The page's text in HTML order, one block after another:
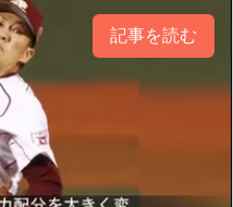
記事を読む